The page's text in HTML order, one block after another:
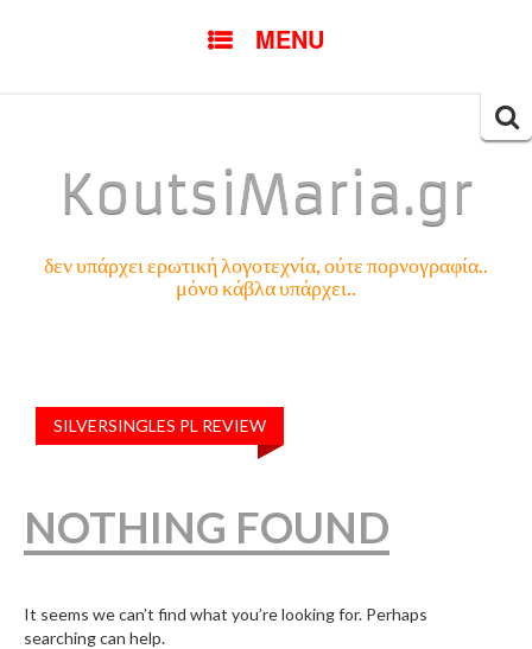
MENU
KoutsiMaria.gr
δεν υπάρχει ερωτική λογοτεχνία, ούτε πορνογραφία..
μόνο κάβλα υπάρχει..
SILVERSINGLES PL REVIEW
NOTHING FOUND
It seems we can’t find what you’re looking for. Perhaps
searching can help.